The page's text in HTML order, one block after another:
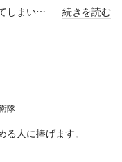
しまい…
続きを読む
隊
人に捧げます。